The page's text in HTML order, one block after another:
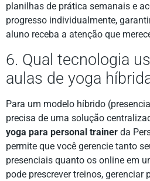
planilhas de prática semanais e
progresso individualmente,
aluno receba a atenção que
6. Qual tecnologia
aulas de yoga
Para um modelo híbrido
precisa de uma solução
yoga para personal trainer da
permite que você gerencie tanto
presenciais quanto os online em
pode prescrever treinos, gerenciar